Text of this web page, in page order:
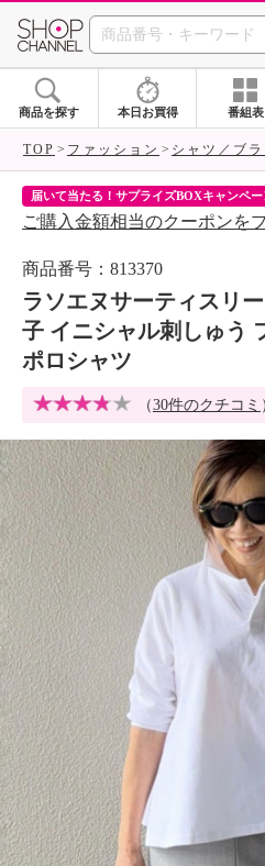
商品を探す 本日お買得 番組表
TOP ファッション シャツ／ブラ
届いて当たる！サプライズBOXキャンペー
ご購入金額相当のクーポンを
商品番号：813370
ラソエヌサーティスリ
子 イニシャル刺しゅう
ポロシャツ
（30件のクチコミ